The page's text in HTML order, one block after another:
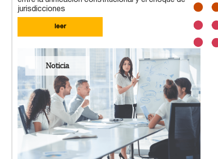
jurisdicciones
leer
Noticia